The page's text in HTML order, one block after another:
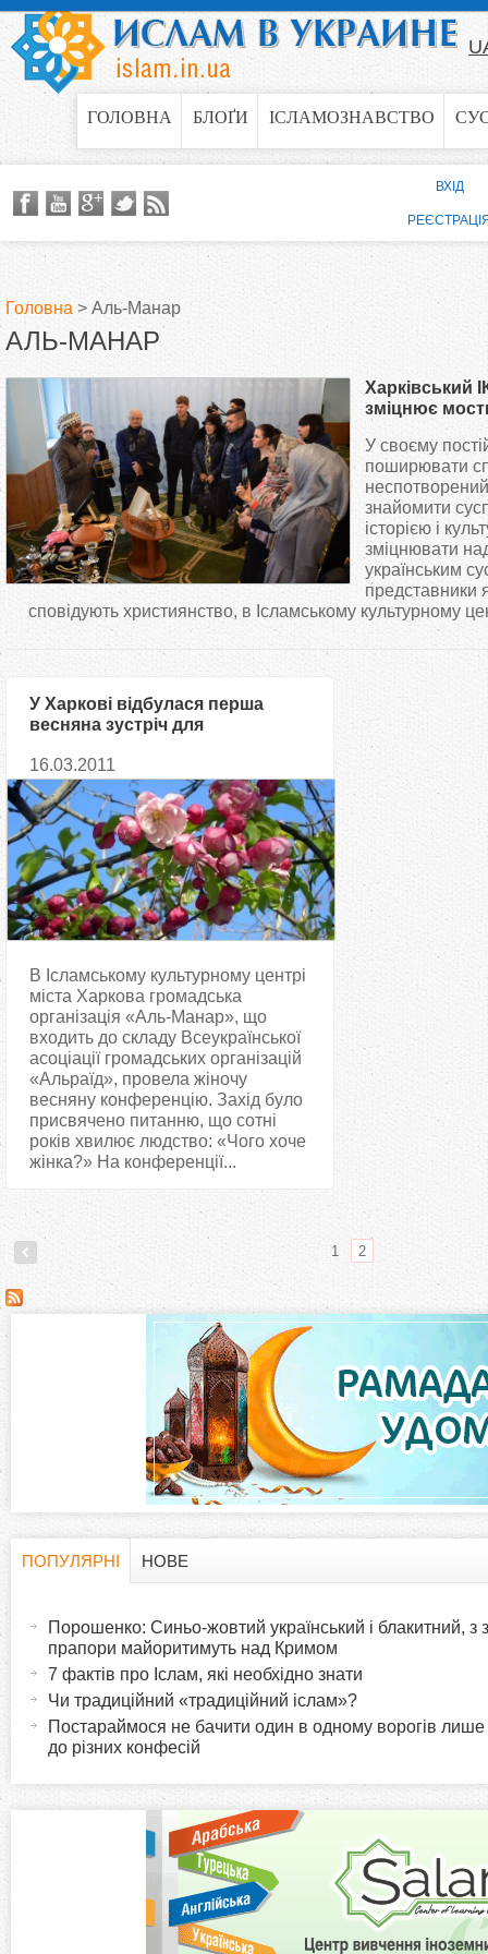
Jump to navigation
ГОЛОВНА БЛОҐИ ІСЛАМОЗНАВСТВО
В
и
т
у
Головна > Аль-Манар
АЛЬ-МАНАР
Харківський
зміцнює
українським
У своєму
поширювати
знайомити
історією і
зміцнювати
українським
представники
сповідують християнство, в Ісламському культурному
У Харкові відбулася перша
весняна зустріч для
16.03.2011
В Ісламському культурному центрі
міста Харкова громадська
організація «Аль-Манар», що
входить до складу Всеукраїнської
асоціації громадських організацій
«Альраїд», провела жіночу
весняну конференцію. Захід було
присвячено питанню, що сотні
років хвилює людство: «Чого хоче
жінка?» На конференції...
С
т
р
і
к
и
1 2
ВХІД
z
ПОПУЛЯРНІ
в
НОВЕ
Порошенко: Синьо-жовтий український і блакитний, з
прапори майоритимуть над Кримом
7 фактів про Іслам, які необхідно знати
Чи традиційний «традиційний іслам»?
Постараймося не бачити один в одному ворогів лише
до різних конфесій